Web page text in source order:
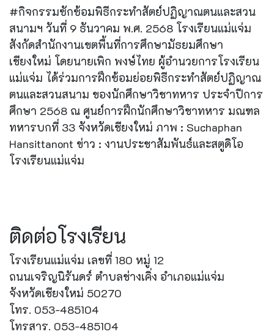
#กิจกรรมซักซ้อมพิธีกระทำสัตย์ปฏิญาณตนและสวน
สนามฯ วันที่ 9 ธันวาคม พ.ศ. 2568 โรงเรียนแม่แจ่ม
สังกัดสำนักงานเขตพื้นที่การศึกษามัธยมศึกษา
เชียงใหม่ โดยนายเพิก พงษ์ไทย ผู้อำนวยการโรงเรียน
แม่แจ่ม ได้ร่วมการฝึกซ้อมย่อยพิธีกระทำสัตย์ปฏิญาณ
ตนและสวนสนาม ของนักศึกษาวิชาทหาร ประจำปีการ
ศึกษา 2568 ณ ศูนย์การฝึกนักศึกษาวิชาทหาร มณฑล
ทหารบกที่ 33 จังหวัดเชียงใหม่ ภาพ : Suchaphan
Hansittanont ข่าว : งานประชาสัมพันธ์และสตูดิโอ
โรงเรียนแม่แจ่ม
ติดต่อโรงเรียน
โรงเรียนแม่แจ่ม เลขที่ 180 หมู่ 12
ถนนเจริญนิรันดร์ ตำบลช่างเคิ่ง อำเภอแม่แจ่ม
จังหวัดเชียงใหม่ 50270
โทร. 053-485104
โทรสาร. 053-485104